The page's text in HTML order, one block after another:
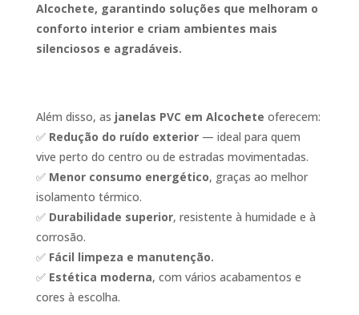
Alcochete, garantindo soluções que melhoram o
conforto interior e criam ambientes mais
silenciosos e agradáveis.
Além disso, as janelas PVC em Alcochete oferecem:
✅ Redução do ruído exterior— ideal para quem
vive perto do centro ou de estradas movimentadas.
✅ Menor consumo energético, graças ao melhor
isolamento térmico.
✅ Durabilidade superior, resistente à humidade e à
corrosão.
✅ Fácil limpeza e manutenção.
✅ Estética moderna, com vários acabamentos e
cores à escolha.